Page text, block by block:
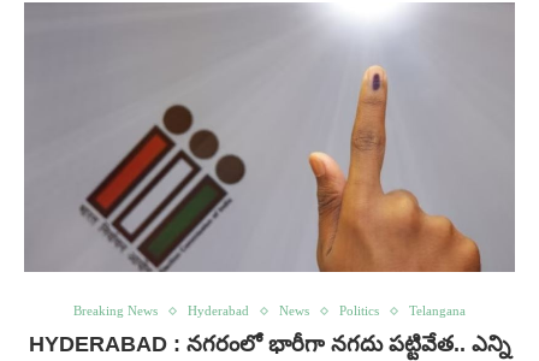
Breaking News Hyderabad News Politics Telangana
HYDERABAD : నగరంలో భారీగా నగదు పట్టివేత.. ఎన్ని